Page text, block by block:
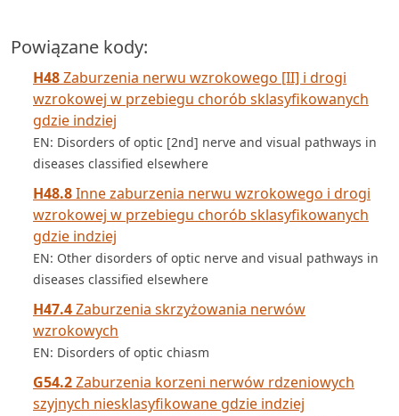
Powiązane kody:
H48Zaburzenia nerwu wzrokowego [II] i drogi
wzrokowej w przebiegu chorób sklasyfikowanych
gdzie indziej
EN: Disorders of optic [2nd] nerve and visual pathways in
diseases classified elsewhere
H48.8Inne zaburzenia nerwu wzrokowego i drogi
wzrokowej w przebiegu chorób sklasyfikowanych
gdzie indziej
EN: Other disorders of optic nerve and visual pathways in
diseases classified elsewhere
H47.4Zaburzenia skrzyżowania nerwów
wzrokowych
EN: Disorders of optic chiasm
G54.2Zaburzenia korzeni nerwów rdzeniowych
szyjnych niesklasyfikowane gdzie indziej